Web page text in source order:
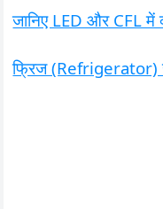
जानिए LED और CFL में
फ्रिज (Refrigerator)